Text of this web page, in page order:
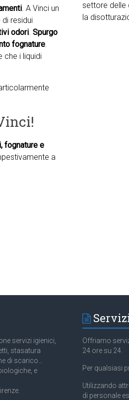
. A Vinci un
residui
odori. Spurgo
fognature.
che i liquidi
fognature e
a
settore delle
la
servizi igienici,
stasatura
di scarico…
e
Offriamo
24 ore su 24.
Per qualsiasi
Utilizzando
di personale